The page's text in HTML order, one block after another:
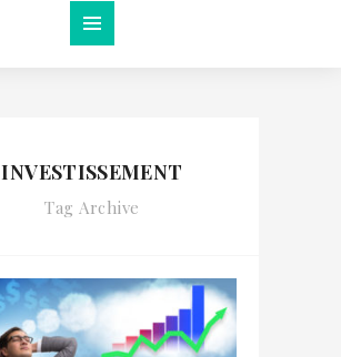
INVESTISSEMENT
Tag Archive